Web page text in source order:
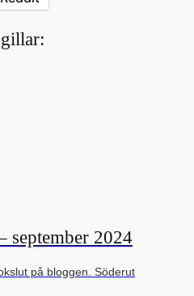
september 2024
på bloggen. Söderut